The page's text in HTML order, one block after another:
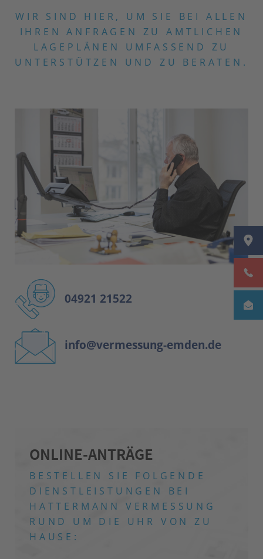
WIR SIND HIER, UM SIE BEI ALLEN
IHREN ANFRAGEN ZUAMTLICHEN
LAGEPLÄNEN UMFASSEND ZU
UNTERSTÜTZEN UND ZU BERATEN.
04921 21522
info@vermessung-emden.de
ONLINE-ANTRÄGE
BESTELLEN SIE FOLGENDE
DIENSTLEISTUNGEN BEI
HATTERMANN VERMESSUNG
RUND UM DIE UHR VON ZU
HAUSE: